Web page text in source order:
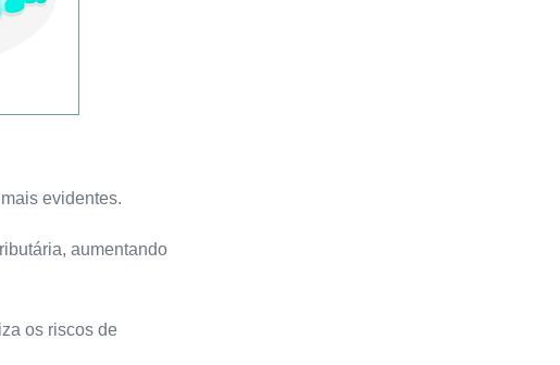
evidentes.
aumentando
os riscos de